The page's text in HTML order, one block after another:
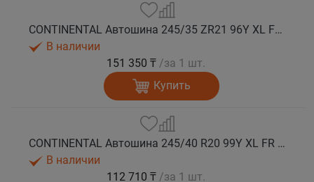
CONTINENTAL Автошина 245/35 ZR21 96Y XL FR ContiSportContact 5P T0 лето
В наличии
151 350 ₸ /за 1 шт.
Купить
CONTINENTAL Автошина 245/40 R20 99Y XL FR ContiSportContact 5P MO лето
В наличии
112 710 ₸ /за 1 шт.